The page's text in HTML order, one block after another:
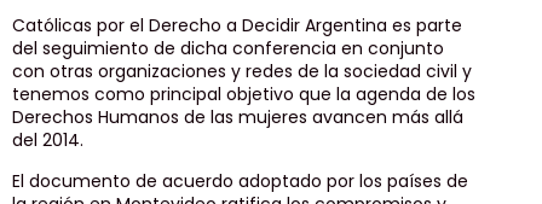
Católicas por el Derecho a Decidir Argentina es parte
del seguimiento de dicha conferencia en conjunto
con otras organizaciones y redes de la sociedad civil y
tenemos como principal objetivo que la agenda de los
Derechos Humanos de las mujeres avancen más allá
del 2014.
El documento de acuerdo adoptado por los países de